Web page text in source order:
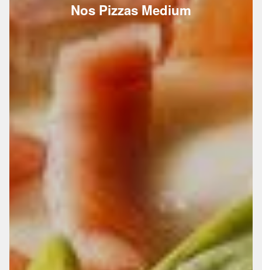
Nos Pizzas Medium